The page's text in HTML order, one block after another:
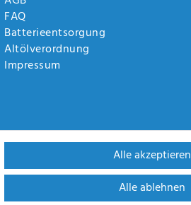
FAQ
Batterieentsorgung
Altölverordnung
Impressum
Alle akzeptieren
Alle ablehnen